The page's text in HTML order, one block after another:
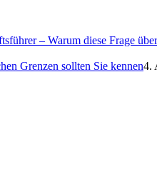
– Warum diese Frage
Grenzen sollten Sie kennen4.